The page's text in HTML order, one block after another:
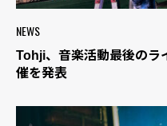
NEWS
Tohji、音楽活動最後のラ
催を発表